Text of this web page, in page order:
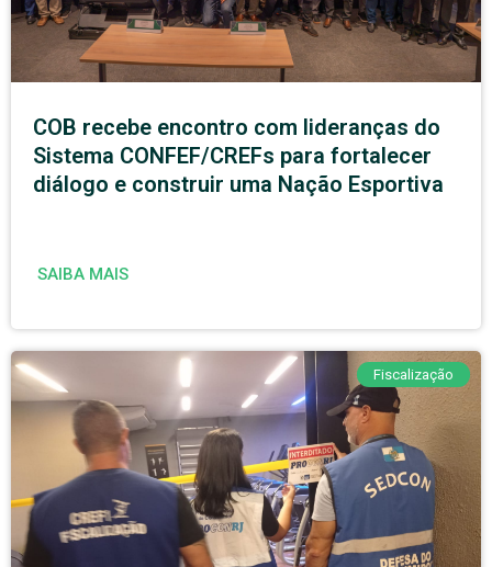
COB recebe encontro com lideranças do
Sistema CONFEF/CREFs para fortalecer
diálogo e construir uma Nação Esportiva
SAIBA MAIS
Fiscalização